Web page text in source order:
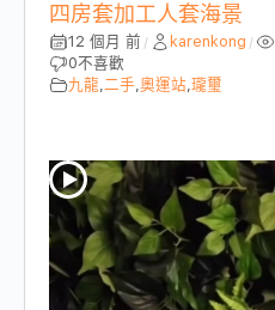
四房套加工人套海景
12 個月 前 / karenkong /
0不喜歡
九龍,二手,奧運站,瓏璽